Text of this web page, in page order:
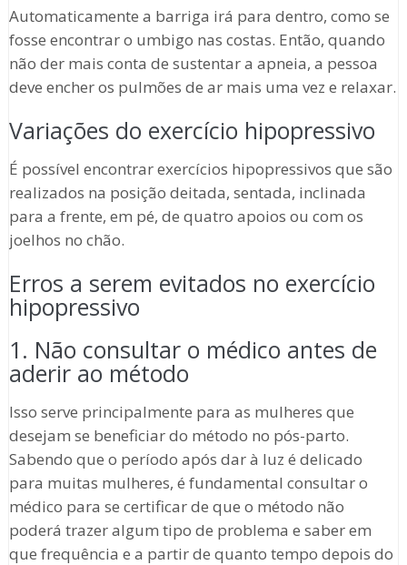
Automaticamente a barriga irá para dentro, como se
fosse encontrar o umbigo nas costas. Então, quando
não der mais conta de sustentar a apneia, a pessoa
deve encher os pulmões de ar mais uma vez e relaxar.
Variações do exercício hipopressivo
É possível encontrar exercícios hipopressivos que são
realizados na posição deitada, sentada, inclinada
para a frente, em pé, de quatro apoios ou com os
joelhos no chão.
Erros a serem evitados no exercício
hipopressivo
1. Não consultar o médico antes de
aderir ao método
Isso serve principalmente para as mulheres que
desejam se beneficiar do método no pós-parto.
Sabendo que o período após dar à luz é delicado
para muitas mulheres, é fundamental consultar o
médico para se certificar de que o método não
poderá trazer algum tipo de problema e saber em
que frequência e a partir de quanto tempo depois do